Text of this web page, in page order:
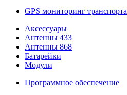
GPS мониторинг транспорта
Аксессуары
Антенны 433
Антенны 868
Батарейки
Модули
Программное обеспечение